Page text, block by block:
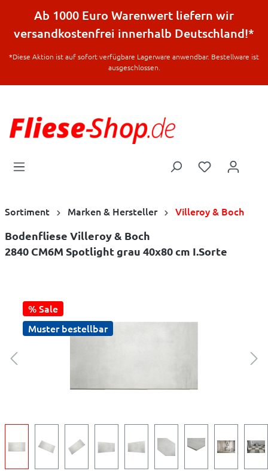
springen
Ab 1000 Euro Warenwert liefern wir
versandkostenfrei innerhalb Deutschland!*
*Diese Aktion ist auf sofort verfügbare Lagerware anwendbar. Bestellware ist
ausgeschlossen.
Sortiment Marken & Hersteller Villeroy & Boch
Bodenfliese Villeroy & Boch
2840 CM6M Spotlight grau 40x80 cm I.Sorte
% Sale
Muster bestellbar